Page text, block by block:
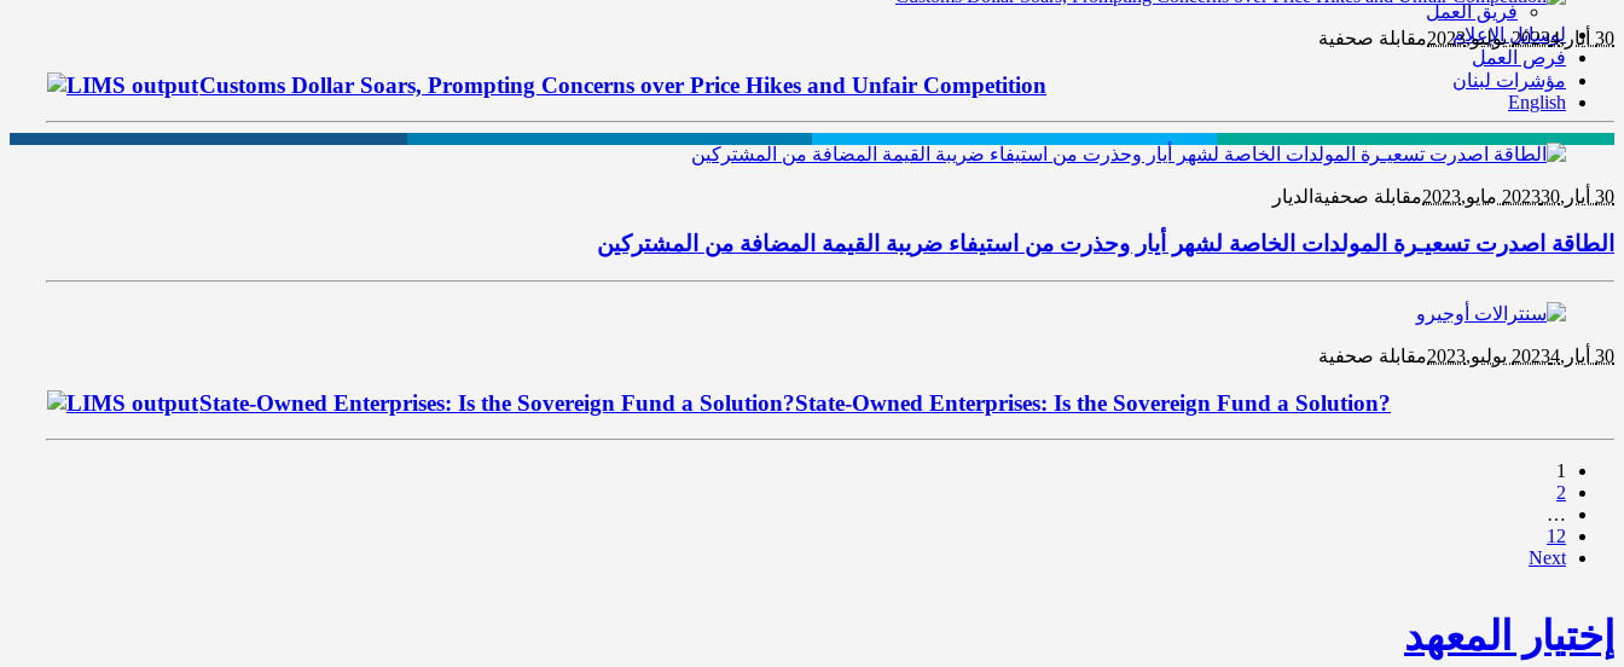
فريق العمل
لوسائل الإعلام
فرص العمل
مؤشرات لبنان
English
30 أيار,2023 4 يوليو,2023 مقابلة صحفية
Customs Dollar Soars, Prompting Concerns over Price Hikes and Unfair Competition
30 أيار,2023 30 مايو,2023 مقابلة صحفية الديار
الطاقة اصدرت تسعيـرة المولدات الخاصة لشهر أيار وحذرت من استيفاء ضريبة القيمة المضافة من المشتركين
30 أيار,2023 4 يوليو,2023 مقابلة صحفية
State-Owned Enterprises: Is the Sovereign Fund a Solution?State-Owned Enterprises: Is the Sovereign Fund a Solution?
1
2
…
12
Next
إختيار المعهد